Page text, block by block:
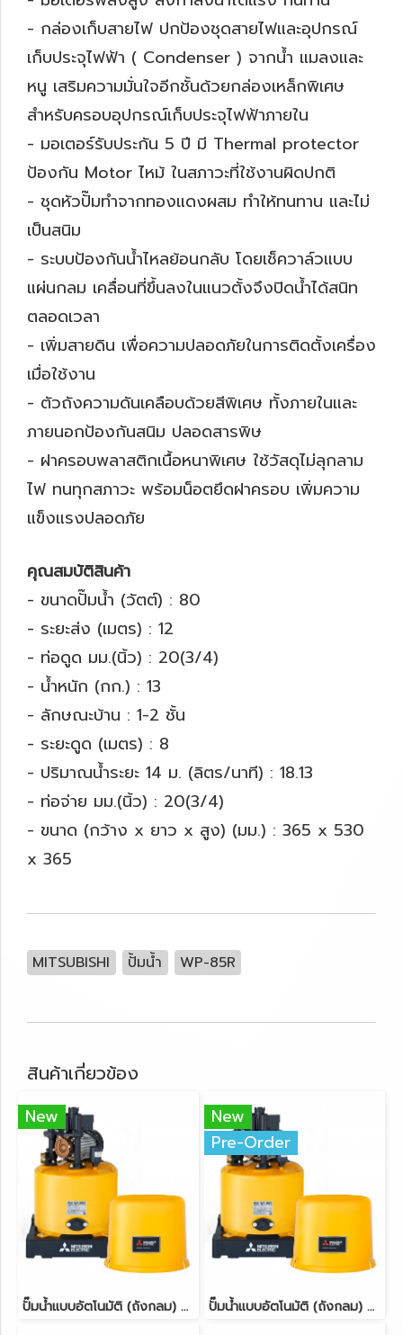
- กล่องเก็บสายไฟ ปกป้องชุดสายไฟและอุปกรณ์
เก็บประจุไฟฟ้า ( Condenser ) จากน้ำ แมลงและ
หนู เสริมความมั่นใจอีกชั้นด้วยกล่องเหล็กพิเศษ
สำหรับครอบอุปกรณ์เก็บประจุไฟฟ้าภายใน
- มอเตอร์รับประกัน 5 ปี มี Thermal protector
ป้องกัน Motor ไหม้ ในสภาวะที่ใช้งานผิดปกติ
- ชุดหัวปั๊มทำจากทองแดงผสม ทำให้ทนทาน และไม่
เป็นสนิม
- ระบบป้องกันน้ำไหลย้อนกลับ โดยเช็ควาล์วแบบ
แผ่นกลม เคลื่อนที่ขึ้นลงในแนวตั้งจึงปิดน้ำได้สนิท
ตลอดเวลา
- เพิ่มสายดิน เพื่อความปลอดภัยในการติดตั้งเครื่อง
เมื่อใช้งาน
- ตัวถังความดันเคลือบด้วยสีพิเศษ ทั้งภายในและ
ภายนอกป้องกันสนิม ปลอดสารพิษ
- ฝาครอบพลาสติกเนื้อหนาพิเศษ ใช้วัสดุไม่ลุกลาม
ไฟ ทนทุกสภาวะ พร้อมน็อตยึดฝาครอบ เพิ่มความ
แข็งแรงปลอดภัย
คุณสมบัติสินค้า
- ขนาดปั๊มน้ำ (วัตต์) : 80
- ระยะส่ง (เมตร) : 12
- ท่อดูด มม.(นิ้ว) : 20(3/4)
- น้ำหนัก (กก.) : 13
- ลักษณะบ้าน : 1-2 ชั้น
- ระยะดูด (เมตร) : 8
- ปริมาณน้ำระยะ 14 ม. (ลิตร/นาที) : 18.13
- ท่อจ่าย มม.(นิ้ว) : 20(3/4)
- ขนาด (กว้าง x ยาว x สูง) (มม.) : 365 x 530
x 365
MITSUBISHI ปั้มน้ำ WP-85R
สินค้าเกี่ยวข้อง
New
ปั๊มน้ำแบบอัตโนมัติ (ถังกลม) ขนาด 250 วัตต์ MITSUBISHI WP-255R
New
Pre-Order
ปั๊มน้ำแบบอัตโนมัติ (ถังกลม) ขนาด 150 วัตต์ MITSUBISHI WP-155R